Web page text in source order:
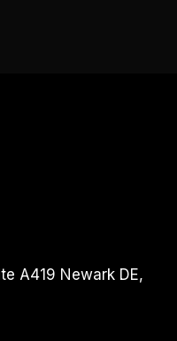
A419 Newark DE,